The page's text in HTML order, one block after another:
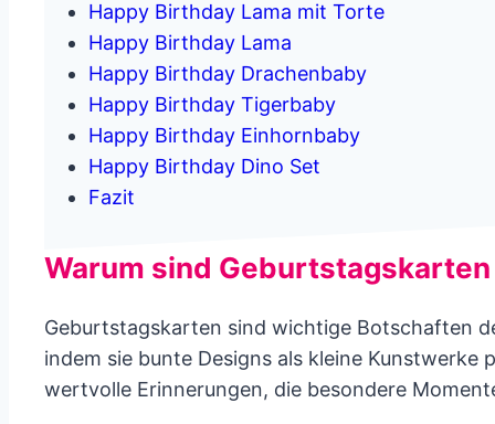
Happy Birthday Lama mit Torte
Happy Birthday Lama
Happy Birthday Drachenbaby
Happy Birthday Tigerbaby
Happy Birthday Einhornbaby
Happy Birthday Dino Set
Fazit
Warum sind
Geburtstagskarten sind wichtige Botschaften
indem sie bunte Designs als kleine
wertvolle Erinnerungen, die besondere